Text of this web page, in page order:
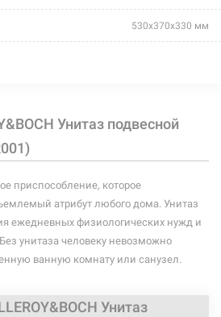
530x370x330 мм
овальная
горизонтальный
без сидения
Унитаз подвесной
приспособление, которое
атрибут любого дома. Унитаз
ежедневных физиологических нужд и
унитаза человеку невозможно
ванную комнату или санузел.
Они могут производиться из
Унитаз